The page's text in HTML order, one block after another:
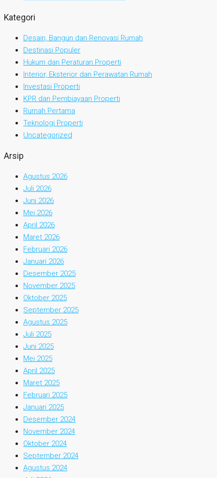
Kategori
Desain, Bangun dan Renovasi Rumah
Destinasi Populer
Hukum dan Peraturan Properti
Interior, Eksterior dan Perawatan Rumah
Investasi Properti
KPR dan Pembiayaan Properti
Rumah Pertama
Teknologi Properti
Uncategorized
Arsip
Agustus 2026
Juli 2026
Juni 2026
Mei 2026
April 2026
Maret 2026
Februari 2026
Januari 2026
Desember 2025
November 2025
Oktober 2025
September 2025
Agustus 2025
Juli 2025
Juni 2025
Mei 2025
April 2025
Maret 2025
Februari 2025
Januari 2025
Desember 2024
November 2024
Oktober 2024
September 2024
Agustus 2024